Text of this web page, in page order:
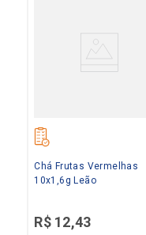
Chá Frutas Vermelhas
10x1,6g Leão
R$ 12,43